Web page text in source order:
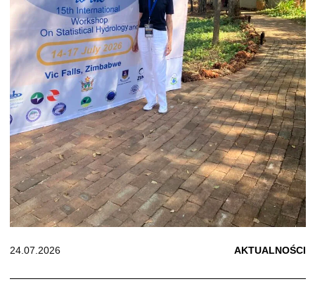
24.07.2026 AKTUALNOŚCI